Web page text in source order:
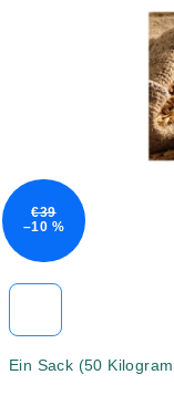
Ein Sack (50
€39
–10 %